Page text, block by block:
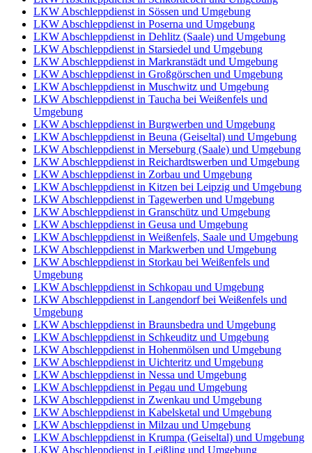
LKW Abschleppdienst in Sössen und Umgebung
LKW Abschleppdienst in Poserna und Umgebung
LKW Abschleppdienst in Dehlitz (Saale) und Umgebung
LKW Abschleppdienst in Starsiedel und Umgebung
LKW Abschleppdienst in Markranstädt und Umgebung
LKW Abschleppdienst in Großgörschen und Umgebung
LKW Abschleppdienst in Muschwitz und Umgebung
LKW Abschleppdienst in Taucha bei Weißenfels und
Umgebung
LKW Abschleppdienst in Burgwerben und Umgebung
LKW Abschleppdienst in Beuna (Geiseltal) und Umgebung
LKW Abschleppdienst in Merseburg (Saale) und Umgebung
LKW Abschleppdienst in Reichardtswerben und Umgebung
LKW Abschleppdienst in Zorbau und Umgebung
LKW Abschleppdienst in Kitzen bei Leipzig und Umgebung
LKW Abschleppdienst in Tagewerben und Umgebung
LKW Abschleppdienst in Granschütz und Umgebung
LKW Abschleppdienst in Geusa und Umgebung
LKW Abschleppdienst in Weißenfels, Saale und Umgebung
LKW Abschleppdienst in Markwerben und Umgebung
LKW Abschleppdienst in Storkau bei Weißenfels und
Umgebung
LKW Abschleppdienst in Schkopau und Umgebung
LKW Abschleppdienst in Langendorf bei Weißenfels und
Umgebung
LKW Abschleppdienst in Braunsbedra und Umgebung
LKW Abschleppdienst in Schkeuditz und Umgebung
LKW Abschleppdienst in Hohenmölsen und Umgebung
LKW Abschleppdienst in Uichteritz und Umgebung
LKW Abschleppdienst in Nessa und Umgebung
LKW Abschleppdienst in Pegau und Umgebung
LKW Abschleppdienst in Zwenkau und Umgebung
LKW Abschleppdienst in Kabelsketal und Umgebung
LKW Abschleppdienst in Milzau und Umgebung
LKW Abschleppdienst in Krumpa (Geiseltal) und Umgebung
LKW Abschleppdienst in Leißling und Umgebung